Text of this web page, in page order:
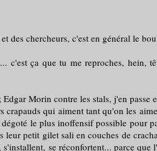
chercheurs, c'est en général le
ça que tu me reproches, hein,
Morin contre les stals, j'en passe
qui aiment tant qu'on les
le plus inoffensif possible
petit gilet sali en couches de
se réconfortent... parce